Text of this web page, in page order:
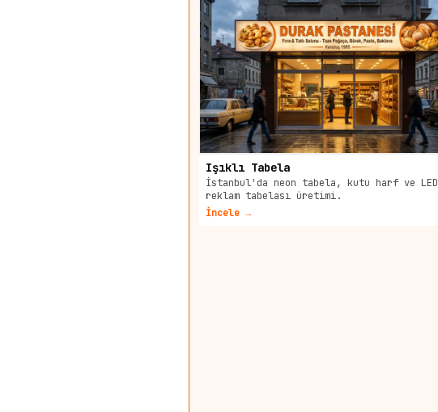
Işıklı Tabela
İstanbul'da neon tabela, kutu harf ve LED
reklam tabelası üretimi.
İncele →